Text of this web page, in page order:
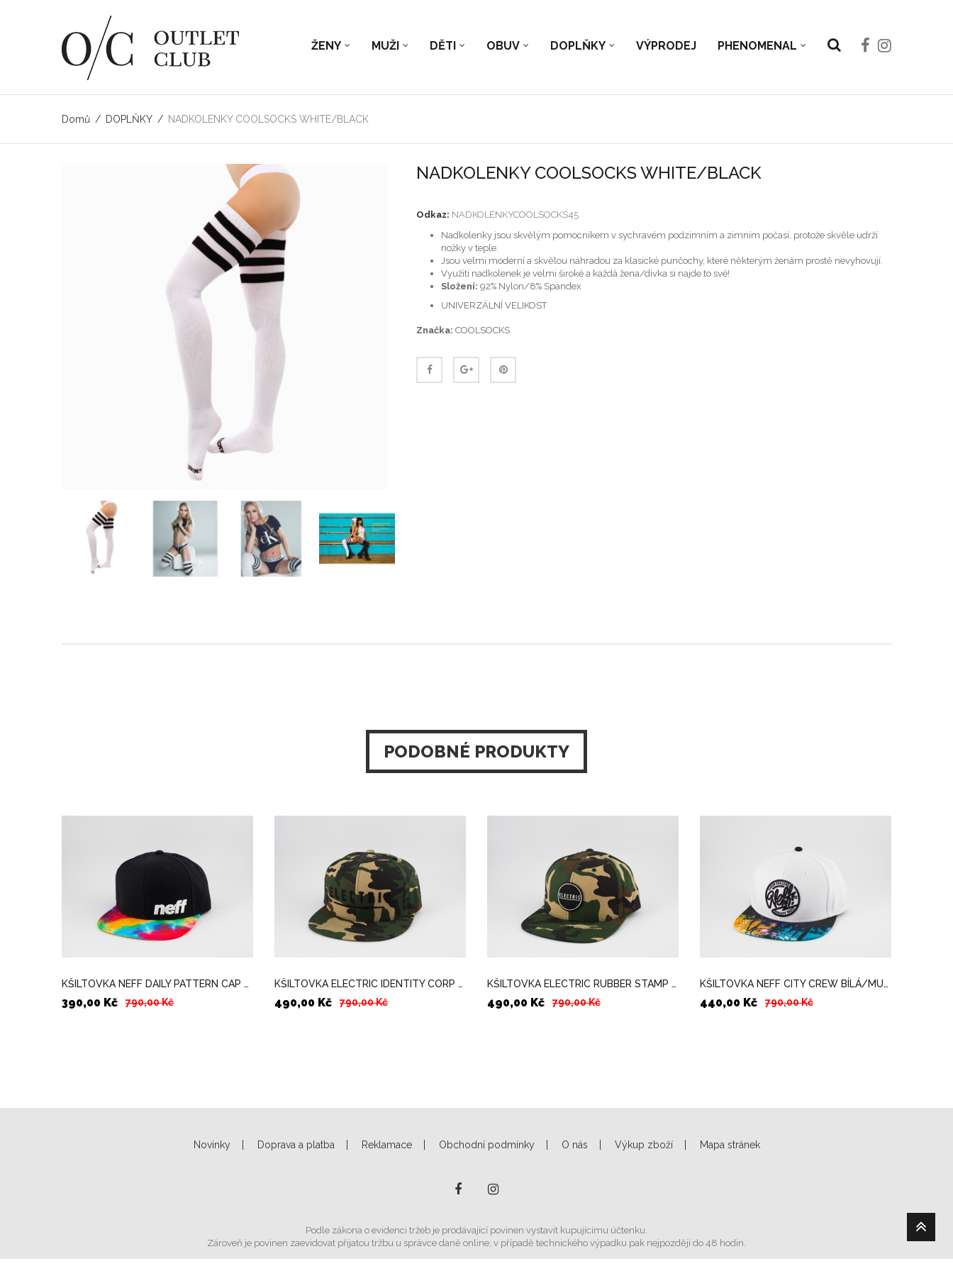
ŽENY MUŽI DĚTI OBUV DOPLŇKY VÝPRODEJ PHENOMENAL
Domů / DOPLŇKY / NADKOLENKY COOLSOCKS WHITE/BLACK
NADKOLENKY COOLSOCKS WHITE/BLACK
Odkaz: NADKOLENKYCOOLSOCKS45
Nadkolenky jsou skvělým pomocníkem v sychravém podzimním a zimním počasí, protože skvěle udrží
nožky v teple.
Jsou velmi moderní a skvělou náhradou za klasické punčochy, které některým ženám prostě nevyhovují.
Využití nadkolenek je velmi široké a každá žena/dívka si najde to své!
Složení: 92% Nylon/8% Spandex
UNIVERZÁLNÍ VELIKOST
Značka: COOLSOCKS
PODOBNÉ PRODUKTY
KŠILTOVKA NEFF DAILY PATTERN CAP ČERNÁ/MULTICOLOR
390,00 Kč 790,00 Kč
KŠILTOVKA ELECTRIC IDENTITY CORP CAMO MASKÁČOVÁ
490,00 Kč 790,00 Kč
KŠILTOVKA ELECTRIC RUBBER STAMP CAMO MASKÁČOVÁ
490,00 Kč 790,00 Kč
KŠILTOVKA NEFF CITY CREW BÍLÁ/MULICOLOR
440,00 Kč 790,00 Kč
Novinky Doprava a platba Reklamace Obchodní podmínky O nás Výkup zboží Mapa stránek
Podle zákona o evidenci tržeb je prodávající povinen vystavit kupujícímu účtenku.
Zároveň je povinen zaevidovat přijatou tržbu u správce daně online; v případě technického výpadku pak nejpozději do 48 hodin.